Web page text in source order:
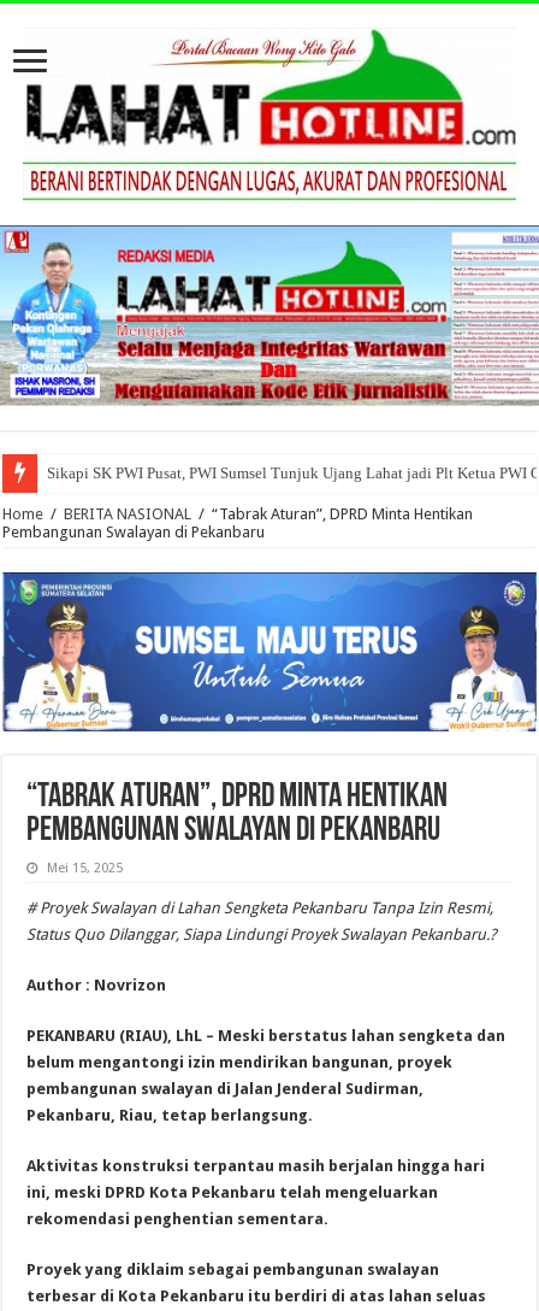
Sikapi SK PWI Pusat, PWI Sumsel Tunjuk Ujang Lahat jadi Plt Ketua PWI
Home / BERITA NASIONAL / “Tabrak Aturan”, DPRD Minta Hentikan
Pembangunan Swalayan di Pekanbaru
“Tabrak Aturan”, DPRD Minta Hentikan
Pembangunan Swalayan di Pekanbaru
Mei 15, 2025
# Proyek Swalayan di Lahan Sengketa Pekanbaru Tanpa Izin Resmi,
Status Quo Dilanggar, Siapa Lindungi Proyek Swalayan Pekanbaru.?
Author : Novrizon
PEKANBARU (RIAU), LhL – Meski berstatus lahan sengketa dan
belum mengantongi izin mendirikan bangunan, proyek
pembangunan swalayan di Jalan Jenderal Sudirman,
Pekanbaru, Riau, tetap berlangsung.
Aktivitas konstruksi terpantau masih berjalan hingga hari
ini, meski DPRD Kota Pekanbaru telah mengeluarkan
rekomendasi penghentian sementara.
Proyek yang diklaim sebagai pembangunan swalayan
terbesar di Kota Pekanbaru itu berdiri di atas lahan seluas